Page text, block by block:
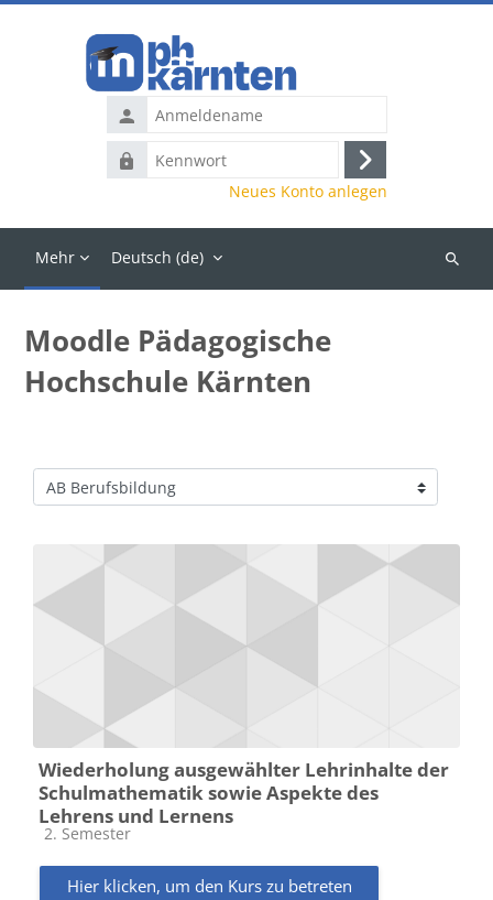
Anmeldename
Kennwort
Anmelden
Neues Konto anlegen
Mehr Deutsch ‎(de)‎
Kurse
Moodle Pädagogische
Hochschule Kärnten
Kursbereiche
Wiederholung ausgewählter Lehrinhalte der
Schulmathematik sowie Aspekte des
Lehrens und Lernens
Kursbereich
2. Semester
Hier klicken, um den Kurs zu betreten